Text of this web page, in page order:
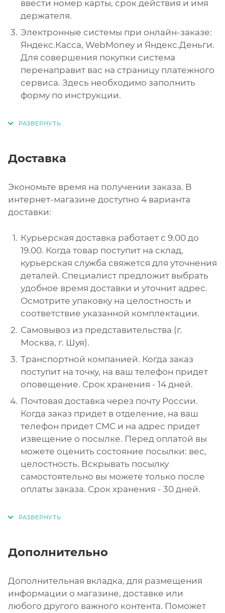
ввести номер карты, срок действия и имя
держателя.
Электронные системы при онлайн-заказе:
Яндекс.Касса, WebMoney и Яндекс.Деньги.
Для совершения покупки система
перенаправит вас на страницу платежного
сервиса. Здесь необходимо заполнить
форму по инструкции.
Доставка
Экономьте время на получении заказа. В
интернет-магазине доступно 4 варианта
доставки:
Курьерская доставка работает с 9.00 до
19.00. Когда товар поступит на склад,
курьерская служба свяжется для уточнения
деталей. Специалист предложит выбрать
удобное время доставки и уточнит адрес.
Осмотрите упаковку на целостность и
соответствие указанной комплектации.
Самовывоз из представительства (г.
Москва, г. Шуя).
Транспортной компанией. Когда заказ
поступит на точку, на ваш телефон придет
оповещение. Срок хранения - 14 дней.
Почтовая доставка через почту России.
Когда заказ придет в отделение, на ваш
телефон придет СМС и на адрес придет
извещение о посылке. Перед оплатой вы
можете оценить состояние посылки: вес,
целостность. Вскрывать посылку
самостоятельно вы можете только после
оплаты заказа. Срок хранения - 30 дней.
Дополнительно
Дополнительная вкладка, для размещения
информации о магазине, доставке или
любого другого важного контента. Поможет